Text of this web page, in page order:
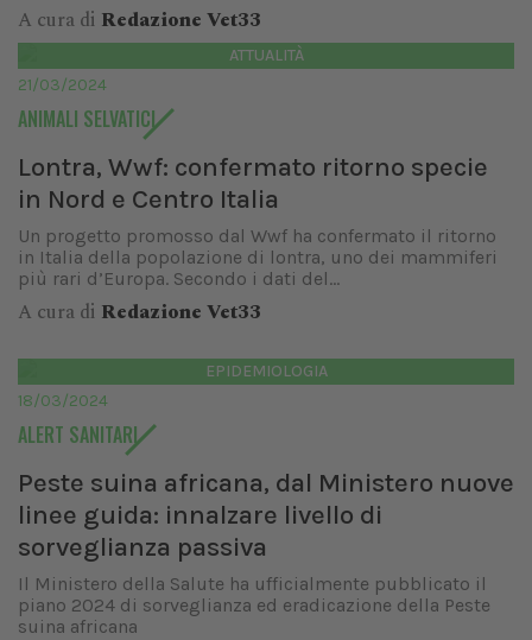
A cura di Redazione Vet33
ATTUALITÀ
21/03/2024
ANIMALI SELVATICI
Lontra, Wwf: confermato ritorno specie
in Nord e Centro Italia
Un progetto promosso dal Wwf ha confermato il ritorno
in Italia della popolazione di lontra, uno dei mammiferi
più rari d’Europa. Secondo i dati del...
A cura di Redazione Vet33
EPIDEMIOLOGIA
18/03/2024
ALERT SANITARI
Peste suina africana, dal Ministero nuove
linee guida: innalzare livello di
sorveglianza passiva
Il Ministero della Salute ha ufficialmente pubblicato il
piano 2024 di sorveglianza ed eradicazione della Peste
suina africana